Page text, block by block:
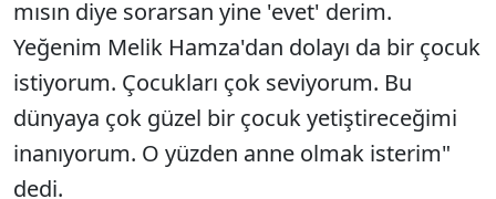
mısın diye sorarsan yine 'evet' derim.
Yeğenim Melik Hamza'dan dolayı da bir çocuk
istiyorum. Çocukları çok seviyorum. Bu
dünyaya çok güzel bir çocuk yetiştireceğimi
inanıyorum. O yüzden anne olmak isterim"
dedi.